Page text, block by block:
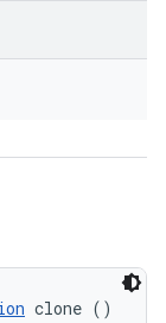
clone ()